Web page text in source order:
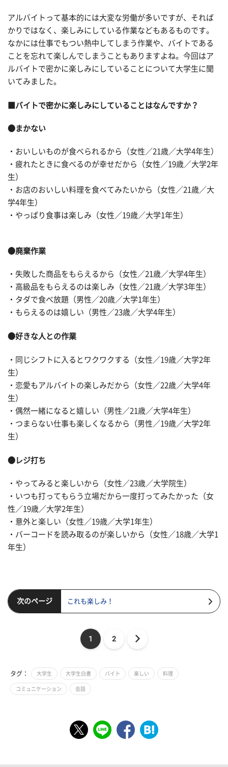
アルバイトって基本的には大変な労働が多いですが、それば
かりではなく、楽しみにしている作業などもあるものです。
なかには仕事でもつい熱中してしまう作業や、バイトである
ことを忘れて楽しんでしまうこともありますよね。今回はア
ルバイトで密かに楽しみにしていることについて大学生に聞
いてみました。
■バイトで密かに楽しみにしていることはなんですか？
●まかない
・おいしいものが食べられるから（女性／21歳／大学4年生）
・疲れたときに食べるのが幸せだから（女性／19歳／大学2年
生）
・お店のおいしい料理を食べてみたいから（女性／21歳／大
学4年生）
・やっぱり食事は楽しみ（女性／19歳／大学1年生）
●廃棄作業
・失敗した商品をもらえるから（女性／21歳／大学4年生）
・高級品をもらえるのは楽しみ（女性／21歳／大学3年生）
・タダで食べ放題（男性／20歳／大学1年生）
・もらえるのは嬉しい（男性／23歳／大学4年生）
●好きな人との作業
・同じシフトに入るとワクワクする（女性／19歳／大学2年
生）
・恋愛もアルバイトの楽しみだから（女性／22歳／大学4年
生）
・偶然一緒になると嬉しい（男性／21歳／大学4年生）
・つまらない仕事も楽しくなるから（男性／19歳／大学2年
生）
●レジ打ち
・やってみると楽しいから（女性／23歳／大学院生）
・いつも打ってもらう立場だから一度打ってみたかった（女
性／19歳／大学2年生）
・意外と楽しい（女性／19歳／大学1年生）
・バーコードを読み取るのが楽しいから（女性／18歳／大学1
年生）
次のページ これも楽しみ！
1 2
タグ： 大学生 大学生白書 バイト 楽しい 料理
コミュニケーション 会話